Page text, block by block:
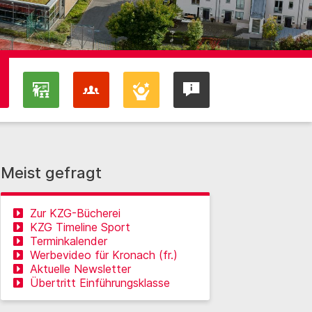
Meist gefragt
Zur KZG-Bücherei
KZG Timeline Sport
Terminkalender
Werbevideo für Kronach (fr.)
Aktuelle Newsletter
Übertritt Einführungsklasse